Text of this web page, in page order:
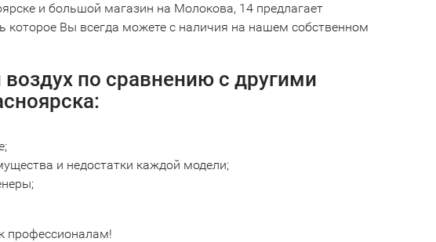
и большой магазин на Молокова, 14 предлагает
Вы всегда можете с наличия на нашем собственном
по сравнению с другими
и недостатки каждой модели;
профессионалам!